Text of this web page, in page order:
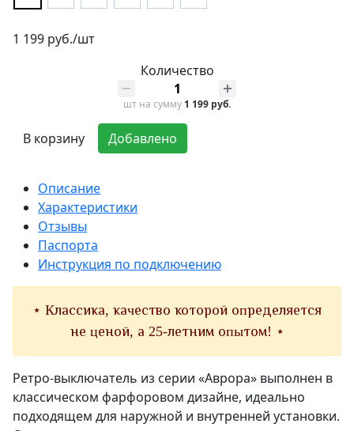
1 199 руб./шт
Количество
шт на сумму 1 199 руб.
В корзину Добавлено
Описание
Характеристики
Отзывы
Паспорта
Инструкция по подключению
⋆ Классика, качество которой определяется
не ценой, а 25-летним опытом! ⋆
Ретро-выключатель из серии «Аврора» выполнен в
классическом фарфоровом дизайне, идеально
подходящем для наружной и внутренней установки.